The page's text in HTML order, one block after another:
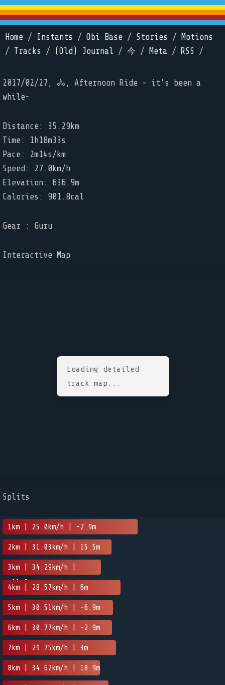
Home / Instants / Obi Base / Stories /
Motions
/ Tracks / (Old) Journal / 今 / Meta / RSS /
2017/02/27, 🚴, Afternoon Ride - it's been a
while~
Distance: 35.29km
Time: 1h18m33s
Pace: 2m14s/km
Speed: 27.0km/h
Elevation: 636.9m
Calories: 901.8cal
Gear : Guru
Interactive Map
Loading detailed
track map...
Splits
1km | 25.0km/h | -2.9m
2km | 31.03km/h | 15.5m
3km | 34.29km/h |
-11.9m
4km | 28.57km/h | 6m
5km | 30.51km/h | -6.9m
6km | 30.77km/h | -2.9m
7km | 29.75km/h | 3m
8km | 34.62km/h | 18.9m